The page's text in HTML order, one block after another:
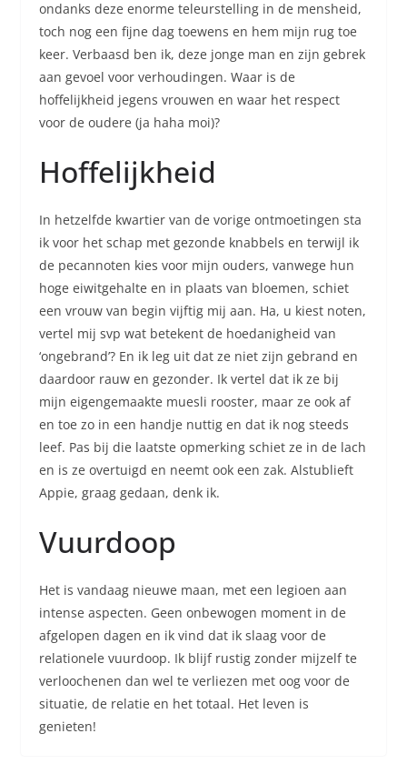
ondanks deze enorme teleurstelling in de mensheid,
toch nog een fijne dag toewens en hem mijn rug toe
keer. Verbaasd ben ik, deze jonge man en zijn gebrek
aan gevoel voor verhoudingen. Waar is de
hoffelijkheid jegens vrouwen en waar het respect
voor de oudere (ja haha moi)?
Hoffelijkheid
In hetzelfde kwartier van de vorige ontmoetingen sta
ik voor het schap met gezonde knabbels en terwijl ik
de pecannoten kies voor mijn ouders, vanwege hun
hoge eiwitgehalte en in plaats van bloemen, schiet
een vrouw van begin vijftig mij aan. Ha, u kiest noten,
vertel mij svp wat betekent de hoedanigheid van
‘ongebrand’? En ik leg uit dat ze niet zijn gebrand en
daardoor rauw en gezonder. Ik vertel dat ik ze bij
mijn eigengemaakte muesli rooster, maar ze ook af
en toe zo in een handje nuttig en dat ik nog steeds
leef. Pas bij die laatste opmerking schiet ze in de lach
en is ze overtuigd en neemt ook een zak. Alstublieft
Appie, graag gedaan, denk ik.
Vuurdoop
Het is vandaag nieuwe maan, met een legioen aan
intense aspecten. Geen onbewogen moment in de
afgelopen dagen en ik vind dat ik slaag voor de
relationele vuurdoop. Ik blijf rustig zonder mijzelf te
verloochenen dan wel te verliezen met oog voor de
situatie, de relatie en het totaal. Het leven is
genieten!